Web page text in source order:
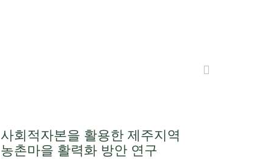
사회적자본을 활용한 제주지역
농촌마을 활력화 방안 연구